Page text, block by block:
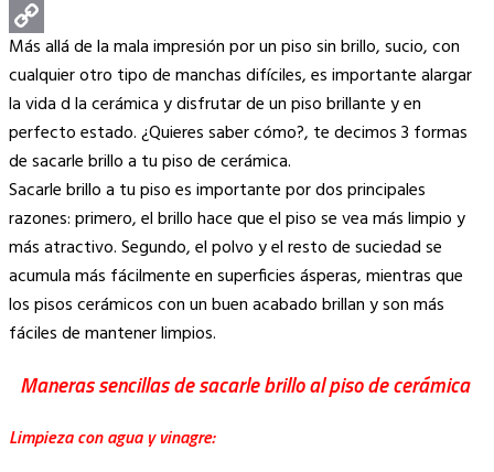
WhatsApp
Copy
Link
Más allá de la mala impresión por un piso sin brillo, sucio, con
cualquier otro tipo de manchas difíciles, es importante alargar
la vida d la cerámica y disfrutar de un piso brillante y en
perfecto estado. ¿Quieres saber cómo?, te decimos 3 formas
de sacarle brillo a tu piso de cerámica.
Sacarle brillo a tu piso es importante por dos principales
razones: primero, el brillo hace que el piso se vea más limpio y
más atractivo. Segundo, el polvo y el resto de suciedad se
acumula más fácilmente en superficies ásperas, mientras que
los pisos cerámicos con un buen acabado brillan y son más
fáciles de mantener limpios.
Maneras sencillas de sacarle brillo al piso de cerámica
Limpieza con agua y vinagre: